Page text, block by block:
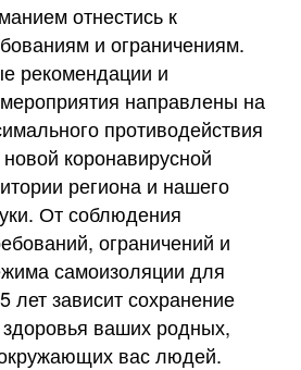
отнестись к
и ограничениям.
рекомендации и
направлены на
противодействия
коронавирусной
региона и нашего
От соблюдения
ограничений и
самоизоляции для
лет зависит сохранение
ваших родных,
вас людей.